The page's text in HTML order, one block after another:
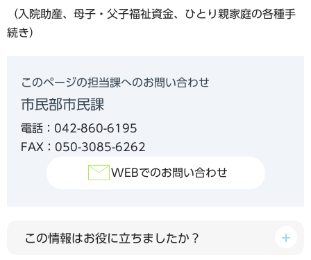
（入院助産、母子・父子福祉資金、ひとり親家庭の各種手
続き）
このページの担当課へのお問い合わせ
市民部市民課
電話：042-860-6195
FAX：050-3085-6262
WEBでのお問い合わせ
この情報はお役に立ちましたか？